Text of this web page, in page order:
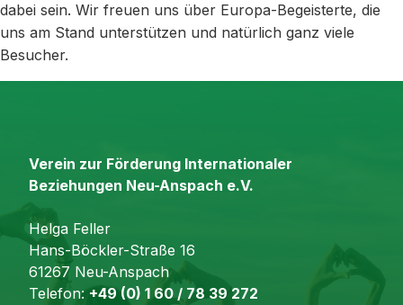
dabei sein. Wir freuen uns über Europa-Begeisterte, die
uns am Stand unterstützen und natürlich ganz viele
Besucher.
Verein zur Förderung Internationaler
Beziehungen Neu-Anspach e.V.
Helga Feller
Hans-Böckler-Straße 16
61267 Neu-Anspach
Telefon: +49 (0) 1 60 / 78 39 272